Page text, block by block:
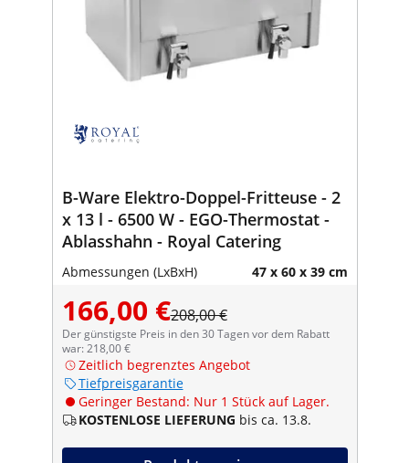
B-Ware Elektro-Doppel-Fritteuse - 2
x 13 l - 6500 W - EGO-Thermostat -
Ablasshahn - Royal Catering
Abmessungen (LxBxH) 47 x 60 x 39 cm
166,00 €208,00 €
Der günstigste Preis in den 30 Tagen vor dem Rabatt
war: 218,00 €
Zeitlich begrenztes Angebot
Tiefpreisgarantie
Geringer Bestand: Nur 1 Stück auf Lager.
KOSTENLOSE LIEFERUNG bis ca. 13.8.